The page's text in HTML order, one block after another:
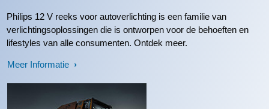
Philips 12 V reeks voor autoverlichting is een familie van
verlichtingsoplossingen die is ontworpen voor de behoeften en
lifestyles van alle consumenten. Ontdek meer.
Meer Informatie